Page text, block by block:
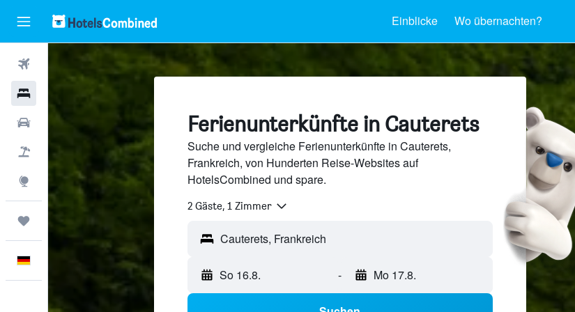
Einblicke Wo übernachten?
Mietwagen
Pauschalreisen
Explore
Ferienunterkünfte in Cauterets
Suche und vergleiche Ferienunterkünfte in Cauterets,
Frankreich, von Hunderten Reise-Websites auf
HotelsCombined und spare.
2 Gäste, 1 Zimmer
So 16.8. - Mo 17.8.